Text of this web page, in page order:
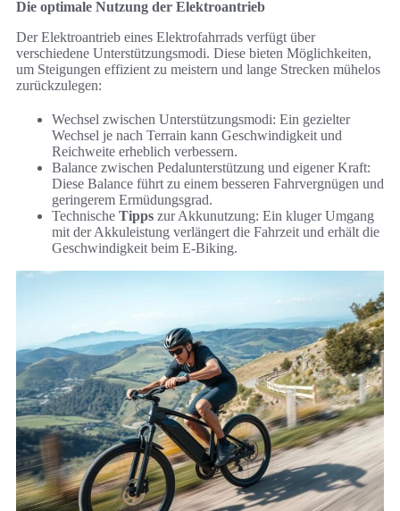
Die optimale Nutzung der Elektroantrieb
Der Elektroantrieb eines Elektrofahrrads verfügt über
verschiedene Unterstützungsmodi. Diese bieten Möglichkeiten,
um Steigungen effizient zu meistern und lange Strecken mühelos
zurückzulegen:
Wechsel zwischen Unterstützungsmodi: Ein gezielter
Wechsel je nach Terrain kann Geschwindigkeit und
Reichweite erheblich verbessern.
Balance zwischen Pedalunterstützung und eigener Kraft:
Diese Balance führt zu einem besseren Fahrvergnügen und
geringerem Ermüdungsgrad.
Technische Tipps zur Akkunutzung: Ein kluger Umgang
mit der Akkuleistung verlängert die Fahrzeit und erhält die
Geschwindigkeit beim E-Biking.